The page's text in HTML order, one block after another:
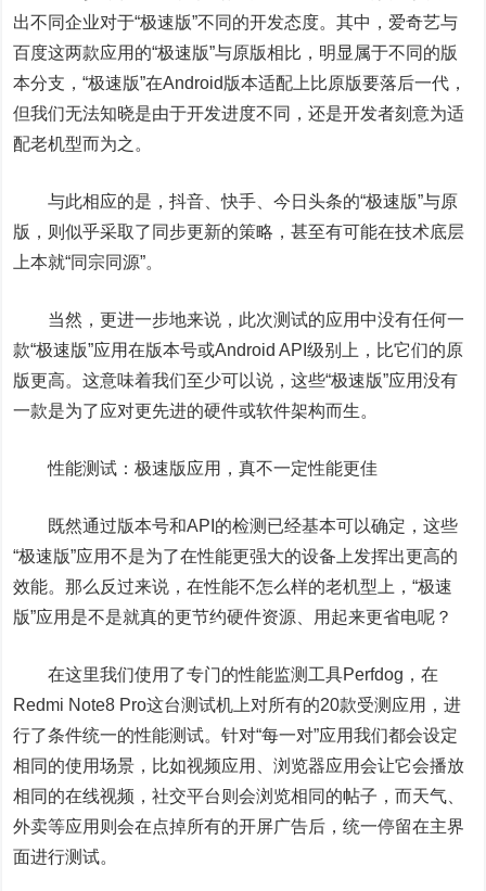
出不同企业对于“极速版”不同的开发态度。其中，爱奇艺与
百度这两款应用的“极速版”与原版相比，明显属于不同的版
本分支，“极速版”在Android版本适配上比原版要落后一代，
但我们无法知晓是由于开发进度不同，还是开发者刻意为适
配老机型而为之。
与此相应的是，抖音、快手、今日头条的“极速版”与原
版，则似乎采取了同步更新的策略，甚至有可能在技术底层
上本就“同宗同源”。
当然，更进一步地来说，此次测试的应用中没有任何一
款“极速版”应用在版本号或Android API级别上，比它们的原
版更高。这意味着我们至少可以说，这些“极速版”应用没有
一款是为了应对更先进的硬件或软件架构而生。
性能测试：极速版应用，真不一定性能更佳
既然通过版本号和API的检测已经基本可以确定，这些
“极速版”应用不是为了在性能更强大的设备上发挥出更高的
效能。那么反过来说，在性能不怎么样的老机型上，“极速
版”应用是不是就真的更节约硬件资源、用起来更省电呢？
在这里我们使用了专门的性能监测工具Perfdog，在
Redmi Note8 Pro这台测试机上对所有的20款受测应用，进
行了条件统一的性能测试。针对“每一对”应用我们都会设定
相同的使用场景，比如视频应用、浏览器应用会让它会播放
相同的在线视频，社交平台则会浏览相同的帖子，而天气、
外卖等应用则会在点掉所有的开屏广告后，统一停留在主界
面进行测试。